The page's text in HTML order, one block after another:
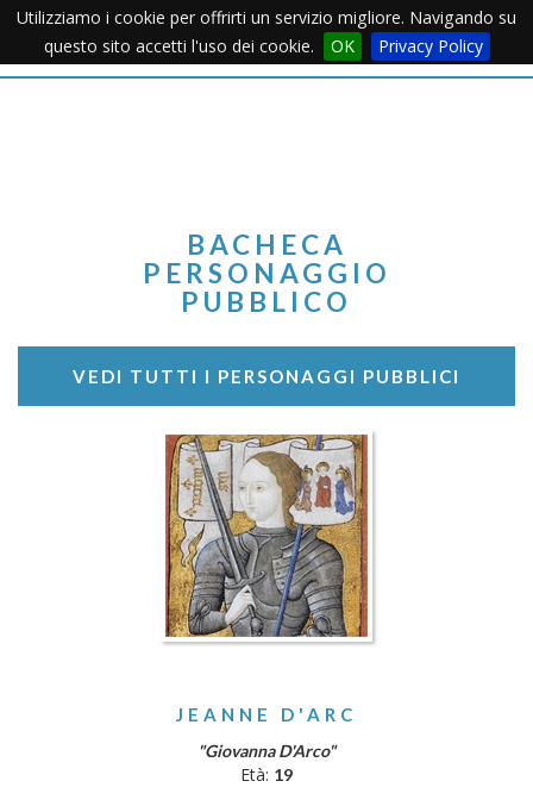
Utilizziamo i cookie per offrirti un servizio migliore. Navigando su
questo sito accetti l'uso dei cookie.
OK Privacy PolicyMenu
BACHECA
PERSONAGGIO
PUBBLICO
VEDI TUTTI I PERSONAGGI PUBBLICI
JEANNE D'ARC
"Giovanna D'Arco"
Età: 19